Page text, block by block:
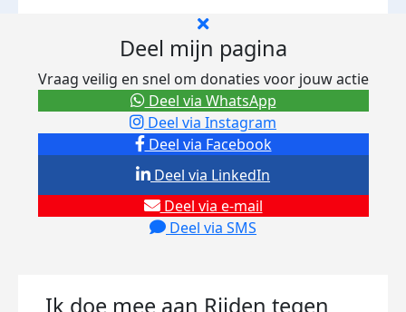
Deel mijn pagina
Vraag veilig en snel om donaties voor jouw actie
Deel via Facebook
Deel via Instagram
Deel via e-mail
Deel via SMS
Deel via LinkedIn
Deel via WhatsApp
Ik doe mee aan Rijden tegen